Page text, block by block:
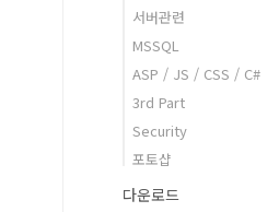
서버관련
MSSQL
ASP / JS / CSS / C#
3rd Part
Security
포토샵
다운로드